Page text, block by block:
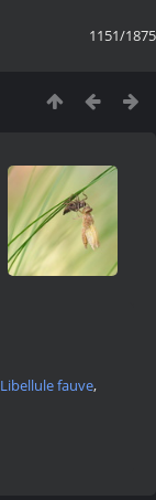
1151/1875
Libellule fauve,